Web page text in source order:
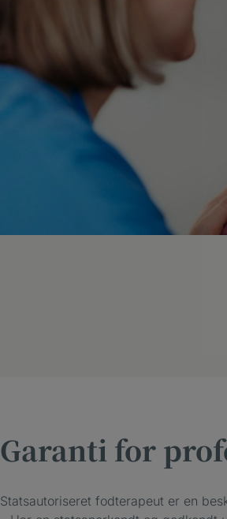
Garanti for
Statsautoriseret fodterapeut er en